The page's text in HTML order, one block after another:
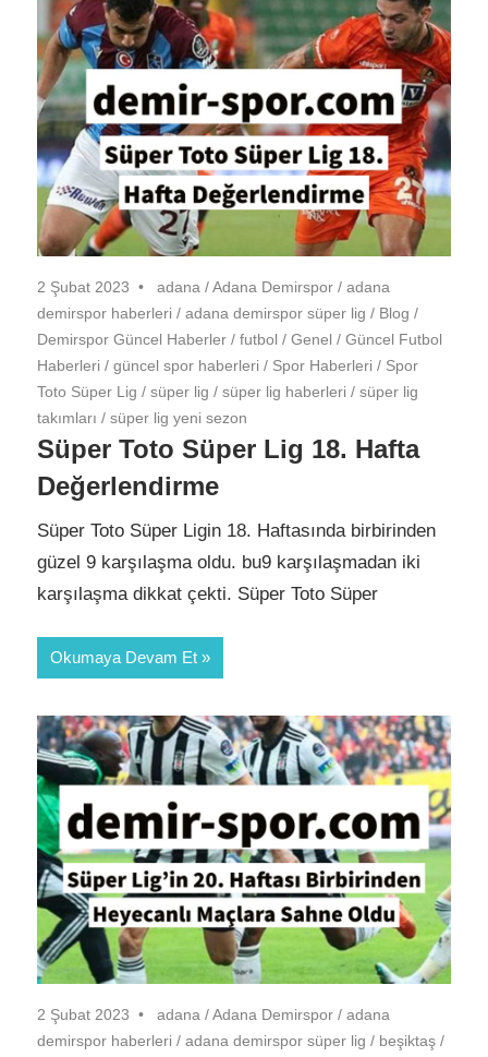
2 Şubat 2023 adana /Adana Demirspor / adana
demirspor haberleri / adana demirspor süper lig / Blog /
Demirspor Güncel Haberler / futbol / Genel / Güncel Futbol
Haberleri / güncel spor haberleri / Spor Haberleri / Spor
Toto Süper Lig / süper lig / süper lig haberleri / süper lig
takımları / süper lig yeni sezon
Süper Toto Süper Lig 18. Hafta
Değerlendirme
Süper Toto Süper Ligin 18. Haftasında birbirinden
güzel 9 karşılaşma oldu. bu9 karşılaşmadan iki
karşılaşma dikkat çekti. Süper Toto Süper
Okumaya Devam Et
2 Şubat 2023 adana /Adana Demirspor / adana
demirspor haberleri / adana demirspor süper lig / beşiktaş /